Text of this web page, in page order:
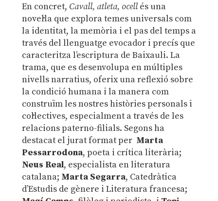
En concret, Cavall, atleta, ocellés una
novel·la que explora temes universals com
la identitat, la memòria i el pas del temps a
través del llenguatge evocador i precís que
caracteritza l’escriptura de Baixauli. La
trama, que es desenvolupa en múltiples
nivells narratius, oferix una reflexió sobre
la condició humana i la manera com
construïm les nostres històries personals i
col·lectives, especialment a través de les
relacions paterno-filials. Segons ha
destacat el jurat format per Marta
Pessarrodona, poeta i crítica literària;
Neus Real, especialista en literatura
catalana; Marta Segarra, Catedràtica
d’Estudis de gènere i Literatura francesa;